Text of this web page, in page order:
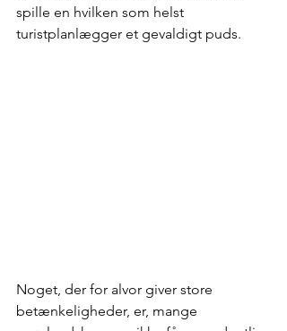
spille en hvilken som helst
turistplanlægger et gevaldigt puds.
Noget, der for alvor giver store
betænkeligheder, er, mange